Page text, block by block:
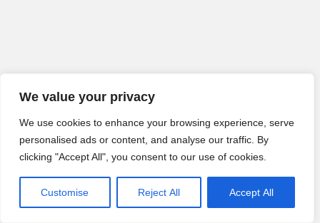
We value your privacy
We use cookies to enhance your browsing experience, serve
personalised ads or content, and analyse our traffic. By
clicking "Accept All", you consent to our use of cookies.
Customise Reject All Accept All